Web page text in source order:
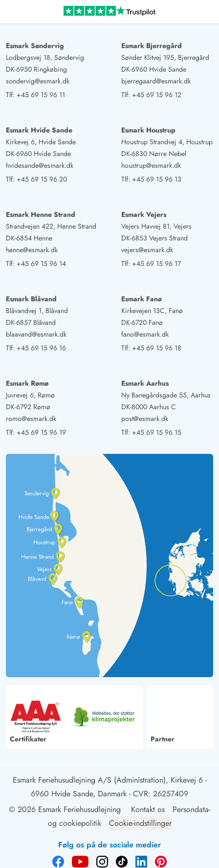
Esmark Søndervig
Lodbergsvej 18, Søndervig
DK-6950 Ringkøbing
sondervig@esmark.dk
Tlf: +45 69 15 96 11
Esmark Bjerregård
Sønder Klitvej 195, Bjerregård
DK-6960 Hvide Sande
bjerregaard@esmark.dk
Tlf: +45 69 15 96 12
Esmark Hvide Sande
Kirkevej 6, Hvide Sande
DK-6960 Hvide Sande
hvidesande@esmark.dk
Tlf: +45 69 15 96 20
Esmark Houstrup
Houstrup Strandvej 4, Houstrup
DK-6830 Nørre Nebel
houstrup@esmark.dk
Tlf: +45 69 15 96 13
Esmark Henne Strand
Strandvejen 422, Henne Strand
DK-6854 Henne
henne@esmark.dk
Tlf: +45 69 15 96 14
Esmark Vejers
Vejers Havvej 81, Vejers
DK-6853 Vejers Strand
vejers@esmark.dk
Tlf: +45 69 15 96 17
Esmark Blåvand
Blåvandvej 1, Blåvand
DK-6857 Blåvand
blaavand@esmark.dk
Tlf: +45 69 15 96 16
Esmark Fanø
Kirkevejen 13C, Fanø
DK-6720 Fanø
fano@esmark.dk
Tlf: +45 69 15 96 18
Esmark Rømø
Juvrevej 6, Rømø
DK-6792 Rømø
romo@esmark.dk
Tlf: +45 69 15 96 19
Esmark Aarhus
Ny Banegårdsgade 55, Aarhus
DK-8000 Aarhus C
post@esmark.dk
Tlf: +45 69 15 96 15
Certifikater Partner
Esmark Feriehusudlejning A/S (Administration), Kirkevej 6 -
6960 Hvide Sande, Danmark - CVR: 26257409
© 2026 Esmark Feriehusudlejning
Kontakt os
Persondata-
og cookiepolitik
Cookie-indstillinger
Følg os på de sociale medier